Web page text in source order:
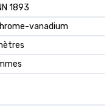
1893
vanadium